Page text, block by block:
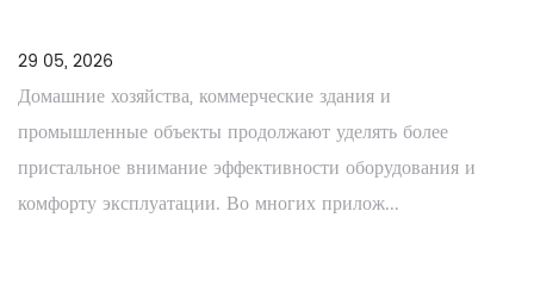
29 05, 2026
Домашние хозяйства, коммерческие здания и
промышленные объекты продолжают уделять более
пристальное внимание эффективности оборудования и
комфорту эксплуатации. Во многих прилож...